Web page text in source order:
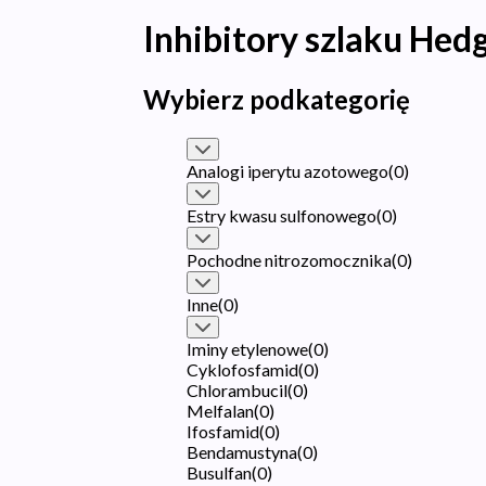
Inhibitory szlaku
Wybierz podkategorię
Analogi iperytu azotowego(0)
Estry kwasu sulfonowego(0)
Pochodne nitrozomocznika(0)
Inne(0)
Iminy etylenowe(0)
Cyklofosfamid(0)
Chlorambucil(0)
Melfalan(0)
Ifosfamid(0)
Bendamustyna(0)
Busulfan(0)